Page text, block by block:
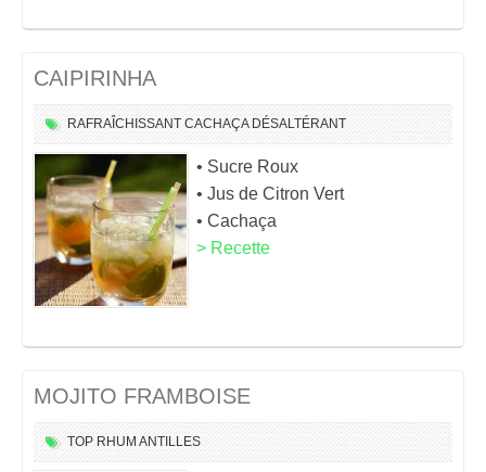
CAIPIRINHA
RAFRAÎCHISSANT CACHAÇA DÉSALTÉRANT
• Sucre Roux
• Jus de Citron Vert
• Cachaça
> Recette
MOJITO FRAMBOISE
TOP RHUM ANTILLES